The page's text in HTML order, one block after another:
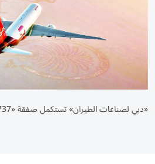
«دبي لصناعات الطيران» تستكمل صفقة «737 ماكس» مع أيروميكسيكو